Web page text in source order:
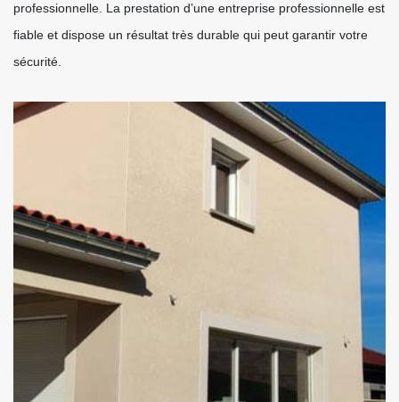
professionnelle. La prestation d’une entreprise professionnelle est
fiable et dispose un résultat très durable qui peut garantir votre
sécurité.